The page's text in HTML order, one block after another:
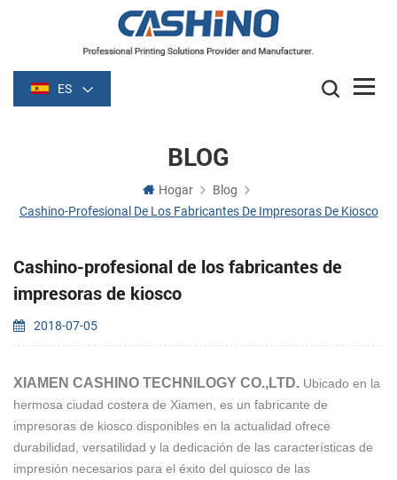
ES
BLOG
Hogar
Blog
Cashino-Profesional De Los Fabricantes De Impresoras De Kiosco
Cashino-profesional de los fabricantes de
impresoras de kiosco
2018-07-05
XIAMEN CASHINO TECHNILOGY CO.,LTD. Ubicado en la
hermosa ciudad costera de Xiamen, es un fabricante de
impresoras de kiosco disponibles en la actualidad ofrece
durabilidad, versatilidad y la dedicación de las características de
impresión necesarios para el éxito del quiosco de las